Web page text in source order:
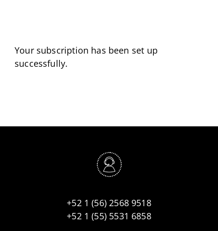
Your subscription has been set up
successfully.
+52 1 (56) 2568 9518
+52 1 (55) 5531 6858